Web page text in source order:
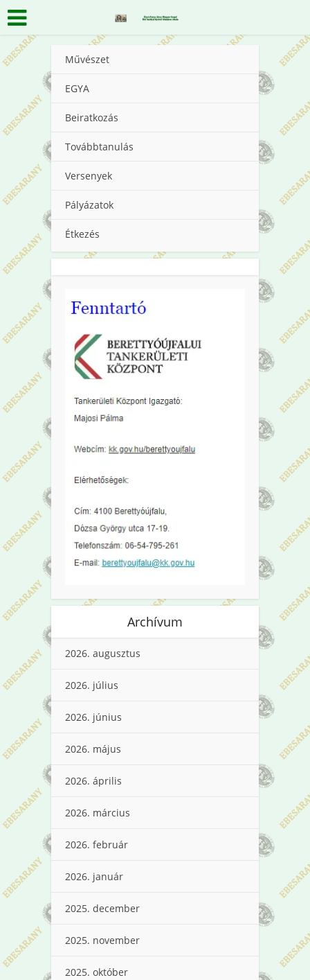
Művészet
EGYA
Beiratkozás
Továbbtanulás
Versenyek
Pályázatok
Étkezés
Archívum
2026. augusztus
2026. július
2026. június
2026. május
2026. április
2026. március
2026. február
2026. január
2025. december
2025. november
2025. október